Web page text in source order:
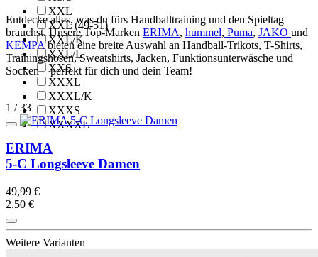
XXL
XXL (49-51)
XXL/K
XXL/L
XXS
XXXL
XXXL/K
XXXS
XXXXL
Entdecke alles, was du fürs Handballtraining und den Spieltag
brauchst. Unsere Top-Marken ERIMA, hummel, Puma, JAKO und
KEMPAbieten eine breite Auswahl an Handball-Trikots, T-Shirts,
Trainingshosen, Sweatshirts, Jacken, Funktionsunterwäsche und
Socken – perfekt für dich und dein Team!
1 / 33
ERIMA
5-C Longsleeve Damen
49,99 €
2,50 €
Weitere Varianten